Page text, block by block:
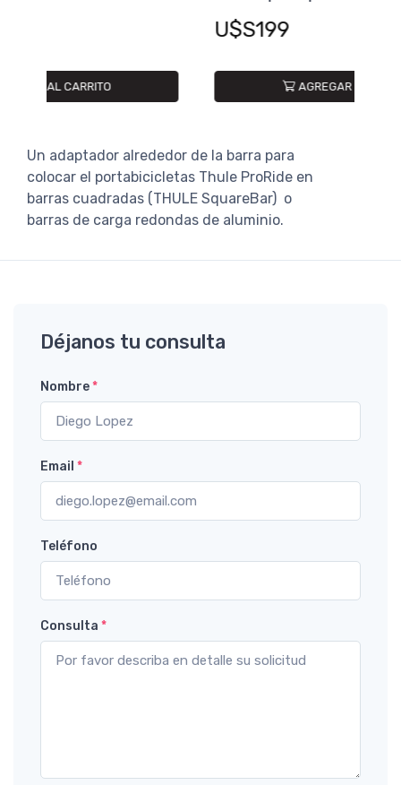
Un adaptador alrededor de la barra para
colocar el portabicicletas Thule ProRide en
barras cuadradas (THULE SquareBar) o
barras de carga redondas de aluminio.
Déjanos tu consulta
Nombre*
Email *
Teléfono
Consulta *